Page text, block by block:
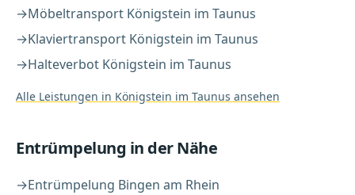
→Möbeltransport Königstein im Taunus
→Klaviertransport Königstein im Taunus
→Halteverbot Königstein im Taunus
Alle Leistungen in Königstein im Taunus ansehen
Entrümpelung in der Nähe
→Entrümpelung Bingen am Rhein